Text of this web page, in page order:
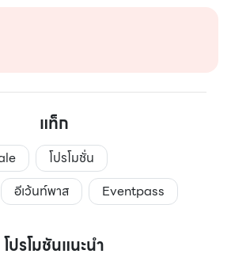
แท็ก
โปรโมชั่น
อีเว้นท์พาส Eventpass
โปรโมชันแนะนำ